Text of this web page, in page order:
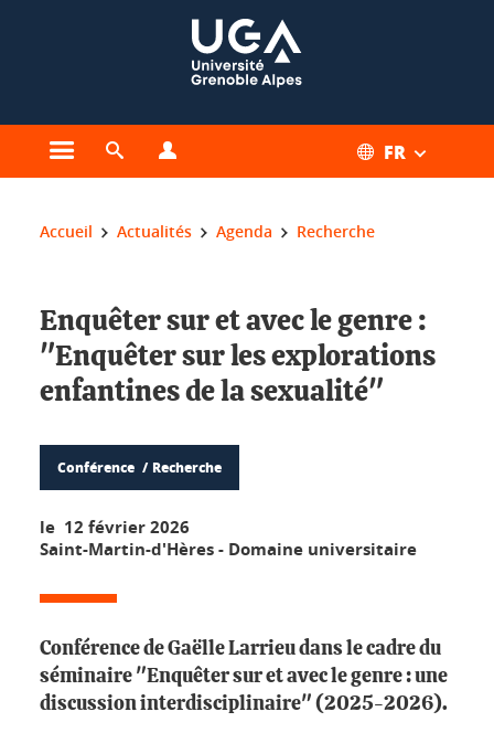
Ouvrir le menu principal
Ouvrir le moteur de recherche FR
Vous êtes ici :
Accueil Actualités Agenda Recherche
Enquêter sur et avec le genre :
"Enquêter sur les explorations
enfantines de la sexualité"
Conférence Recherche
le 12 février 2026
Saint-Martin-d'Hères - Domaine universitaire
Conférence de Gaëlle Larrieu dans le cadre du
séminaire "Enquêter sur et avec le genre : une
discussion interdisciplinaire" (2025-2026).